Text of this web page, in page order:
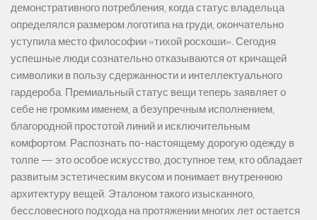
демонстративного потребления, когда статус владельца
определялся размером логотипа на груди, окончательно
уступила место философии «тихой роскоши». Сегодня
успешные люди сознательно отказываются от кричащей
символики в пользу сдержанности и интеллектуального
гардероба. Премиальный статус вещи теперь заявляет о
себе не громким именем, а безупречным исполнением,
благородной простотой линий и исключительным
комфортом. Распознать по-настоящему дорогую одежду в
толпе — это особое искусство, доступное тем, кто обладает
развитым эстетическим вкусом и понимает внутреннюю
архитектуру вещей. Эталоном такого изысканного,
бессловесного подхода на протяжении многих лет остается